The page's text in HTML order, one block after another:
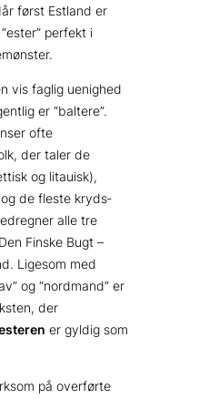
først Estland er
perfekt i
vis faglig uenighed
er “baltere”.
ofte
der taler de
og litauisk),
de fleste kryds­
alle tre
Finske Bugt –
Ligesom med
og “nordmand” er
der
er gyldig som
på overførte